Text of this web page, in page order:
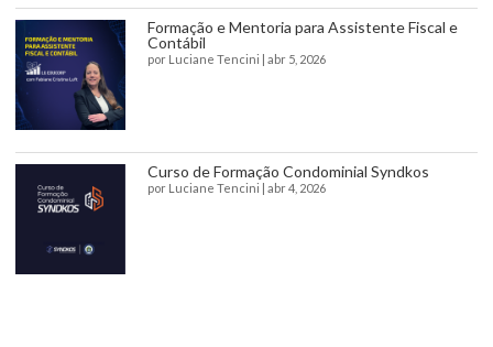
Formação e Mentoria para Assistente Fiscal e
Contábil
por Luciane Tencini | abr 5, 2026
Curso de Formação Condominial Syndkos
por Luciane Tencini | abr 4, 2026